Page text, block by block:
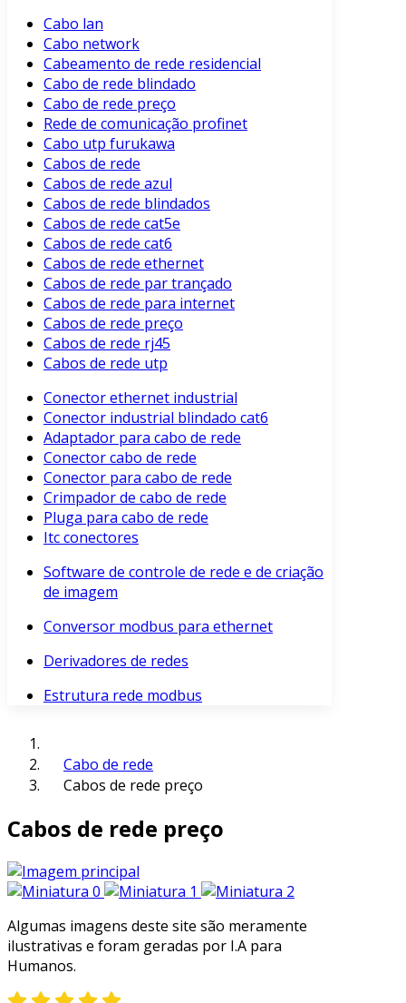
Cabo lan
Cabo network
Cabeamento de rede residencial
Cabo de rede blindado
Cabo de rede preço
Rede de comunicação profinet
Cabo utp furukawa
Cabos de rede
Cabos de rede azul
Cabos de rede blindados
Cabos de rede cat5e
Cabos de rede cat6
Cabos de rede ethernet
Cabos de rede par trançado
Cabos de rede para internet
Cabos de rede preço
Cabos de rede rj45
Cabos de rede utp
Conector ethernet industrial
Conector industrial blindado cat6
Adaptador para cabo de rede
Conector cabo de rede
Conector para cabo de rede
Crimpador de cabo de rede
Pluga para cabo de rede
Itc conectores
Software de controle de rede e de criação
de imagem
Conversor modbus para ethernet
Derivadores de redes
Estrutura rede modbus
Cabo de rede
Cabos de rede preço
Cabos de rede preço
Algumas imagens deste site são meramente
ilustrativas e foram geradas por I.A para
Humanos.